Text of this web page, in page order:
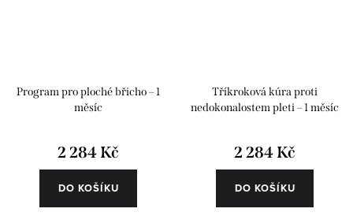
Program pro ploché břicho – 1
měsíc
2 284 Kč
DO KOŠÍKU
Tříkroková kúra proti
nedokonalostem pleti – 1 měsíc
2 284 Kč
DO KOŠÍKU